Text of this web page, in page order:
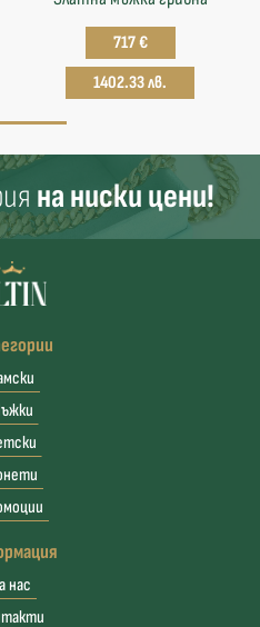
717 €
1402.33 лв.
на ниски цени!
нас